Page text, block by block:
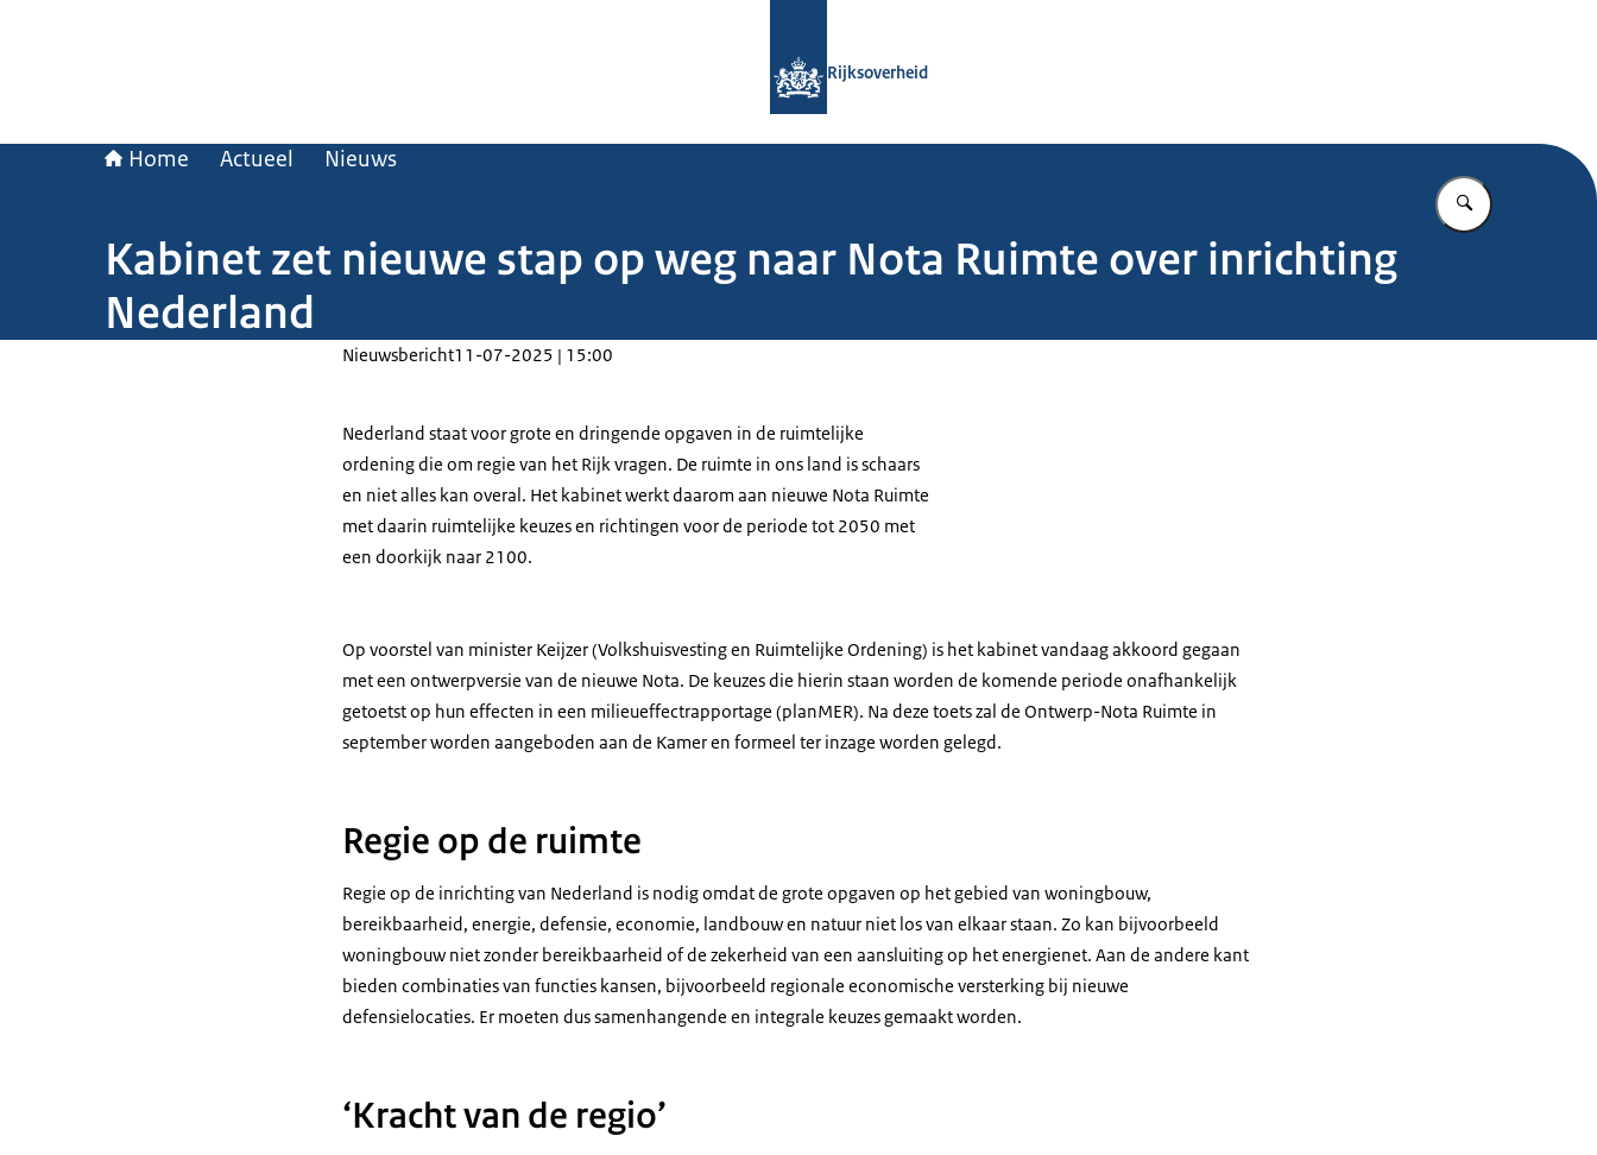
Rijksoverheid
Home Actueel Nieuws
Vul in wat u
Kabinet zet nieuwe stap op weg naar Nota Ruimte over inrichting
Nederland
Nieuwsbericht11-07-2025 | 15:00
Nederland staat voor grote en dringende opgaven in de ruimtelijke
ordening die om regie van het Rijk vragen. De ruimte in ons land is schaars
en niet alles kan overal. Het kabinet werkt daarom aan nieuwe Nota Ruimte
met daarin ruimtelijke keuzes en richtingen voor de periode tot 2050 met
een doorkijk naar 2100.
Op voorstel van minister Keijzer (Volkshuisvesting en Ruimtelijke Ordening) is het kabinet vandaag akkoord gegaan
met een ontwerpversie van de nieuwe Nota. De keuzes die hierin staan worden de komende periode onafhankelijk
getoetst op hun effecten in een milieueffectrapportage (planMER). Na deze toets zal de Ontwerp-Nota Ruimte in
september worden aangeboden aan de Kamer en formeel ter inzage worden gelegd.
Regie op de ruimte
Regie op de inrichting van Nederland is nodig omdat de grote opgaven op het gebied van woningbouw,
bereikbaarheid, energie, defensie, economie, landbouw en natuur niet los van elkaar staan. Zo kan bijvoorbeeld
woningbouw niet zonder bereikbaarheid of de zekerheid van een aansluiting op het energienet. Aan de andere kant
bieden combinaties van functies kansen, bijvoorbeeld regionale economische versterking bij nieuwe
defensielocaties. Er moeten dus samenhangende en integrale keuzes gemaakt worden.
‘Kracht van de regio’